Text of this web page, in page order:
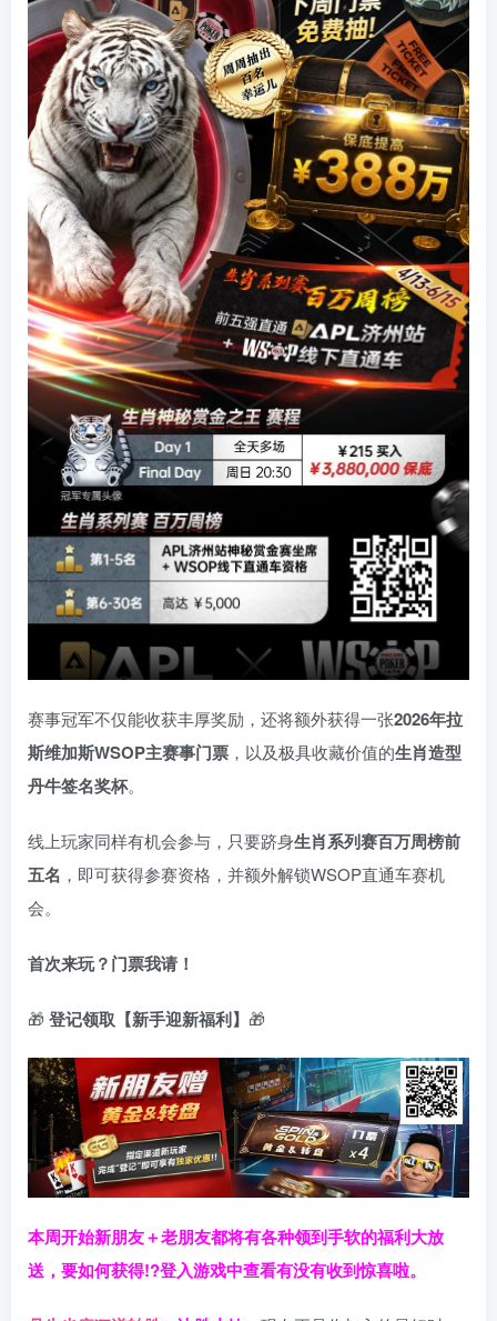
赛事冠军不仅能收获丰厚奖励，还将额外获得一张2026年拉
斯维加斯WSOP主赛事门票 ，以及极具收藏价值的生肖造型
丹牛签名奖杯。
线上玩家同样有机会参与，只要跻身生肖系列赛百万周榜前
五名 ，即可获得参赛资格，并额外解锁WSOP直通车赛机
会。
首次来玩？门票我请！
🎁 登记领取【新手迎新福利】 🎁
本周开始新朋友＋老朋友都将有各种领到手软的福利大放
送，要如何获得!?登入游戏中查看有没有收到惊喜啦。